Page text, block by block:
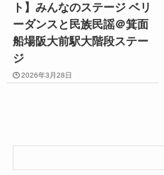
ト】みんなのステージ ベリ
ーダンスと民族民謡＠箕面
船場阪大前駅大階段ステー
ジ
2026年3月28日